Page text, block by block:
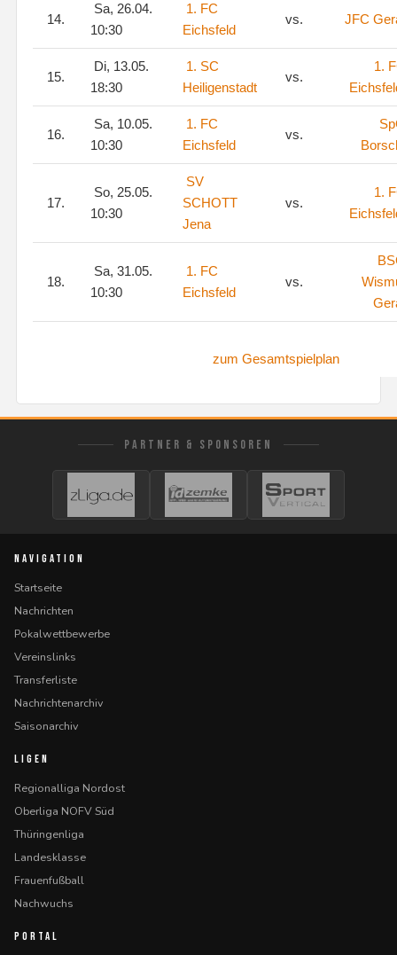
14.
Sa, 26.04.
10:30
1. FC
Eichsfeld
vs. JFC
15.
Di, 13.05.
18:30
1. SC
Heiligenstadt
vs.
1.
16.
Sa, 10.05.
10:30
1. FC
Eichsfeld
vs.
17.
So, 25.05.
10:30
SV
SCHOTT
Jena
vs.
1.
18.
Sa, 31.05.
10:30
1. FC
Eichsfeld
vs.
zum Gesamtspielplan
PARTNER & SPONSOREN
NAVIGATION
Startseite
Nachrichten
Pokalwettbewerbe
Vereinslinks
Transferliste
Nachrichtenarchiv
Saisonarchiv
LIGEN
Regionalliga Nordost
Oberliga NOFV Süd
Thüringenliga
Landesklasse
Frauenfußball
Nachwuchs
PORTAL